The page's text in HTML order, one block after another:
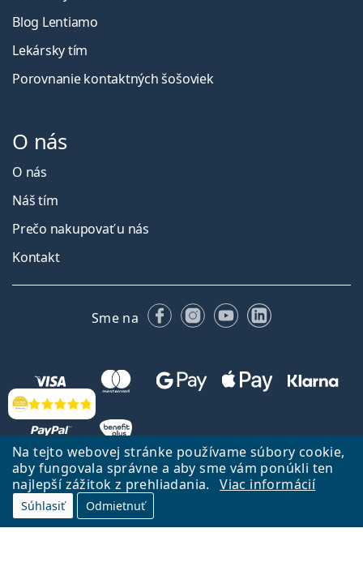
Na tejto webovej stránke používame súbory cookie,
aby fungovala správne a aby sme vám ponúkli ten
najlepší zážitok z prehliadania.
Viac informácií
Súhlasiť Odmietnuť
Hodnotenia
Blog Lentiamo
Lekársky tím
Porovnanie kontaktných šošoviek
O nás
O nás
Náš tím
Prečo nakupovať u nás
Kontakt
Sme na FacebookuInstagrame
YouTubeLinkedIn
Späť na Úvodnu stránku